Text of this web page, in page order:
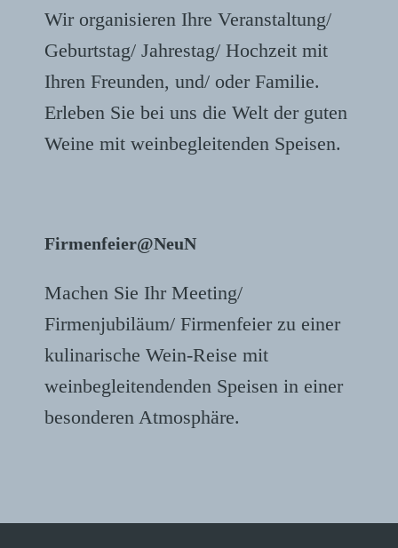
Wir organisieren Ihre Veranstaltung/
Geburtstag/ Jahrestag/ Hochzeit mit
Ihren Freunden, und/ oder Familie.
Erleben Sie bei uns die Welt der guten
Weine mit weinbegleitenden Speisen.
Firmenfeier@NeuN
Machen Sie Ihr Meeting/
Firmenjubiläum/ Firmenfeier zu einer
kulinarische Wein-Reise mit
weinbegleitendenden Speisen in einer
besonderen Atmosphäre.